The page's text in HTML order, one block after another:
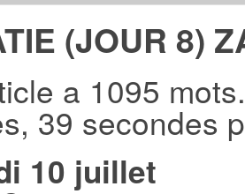
(JOUR 8)
a 1095
39 secondes
10 juillet